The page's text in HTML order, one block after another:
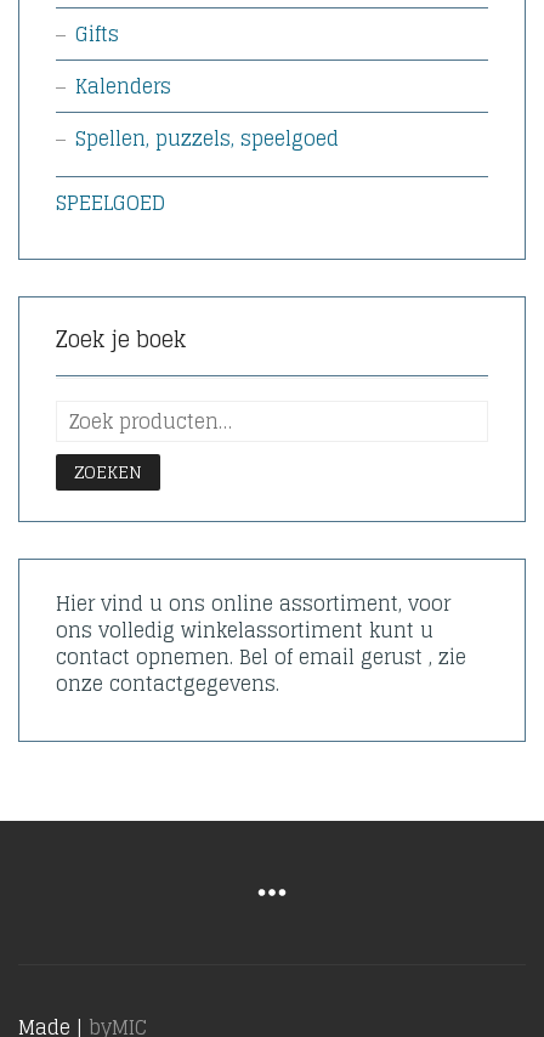
Gifts
Kalenders
Spellen, puzzels, speelgoed
SPEELGOED
Zoek je boek
ZOEKEN
Hier vind u ons online assortiment, voor
ons volledig winkelassortiment kunt u
contact opnemen. Bel of email gerust , zie
onze contactgegevens.
Made | byMIC